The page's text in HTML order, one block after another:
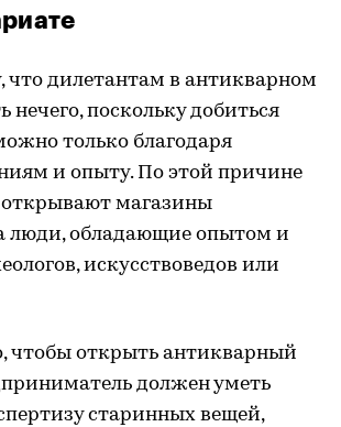
что дилетантам в антикварном
нечего, поскольку добиться
только благодаря
и опыту. По этой причине
открывают магазины
люди, обладающие опытом и
искусствоведов или
чтобы открыть антикварный
должен уметь
старинных вещей,